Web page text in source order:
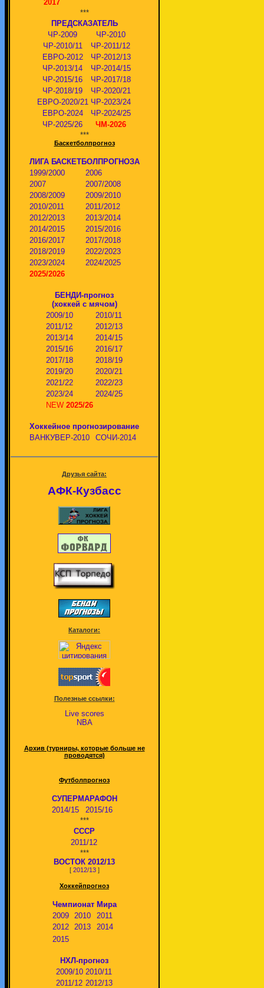
2017
***
ПРЕДСКАЗАТЕЛЬ
ЧР-2009
ЧР-2010
ЧР-2010/11
ЧР-2011/12
ЕВРО-2012
ЧР-2012/13
ЧР-2013/14
ЧР-2014/15
ЧР-2015/16
ЧР-2017/18
ЧР-2018/19
ЧР-2020/21
ЕВРО-2020/21 ЧР-2023/24
ЕВРО-2024
ЧР-2024/25
ЧР-2025/26
ЧМ-2026
***
Баскетболпрогноз
ЛИГА БАСКЕТБОЛПРОГНОЗА
1999/2000
2006
2007
2007/2008
2008/2009
2009/2010
2010/2011
2011/2012
2012/2013
2013/2014
2014/2015
2015/2016
2016/2017
2017/2018
2018/2019
2022/2023
2023/2024
2024/2025
2025/2026
БЕНДИ-прогноз
(хоккей с мячом)
2009/10
2010/11
2011/12
2012/13
2013/14
2014/15
2015/16
2016/17
2017/18
2018/19
2019/20
2020/21
2021/22
2022/23
2023/24
2024/25
NEW 2025/26
Хоккейное прогнозирование
ВАНКУВЕР-2010
СОЧИ-2014
Друзья сайта:
АФК-Кузбасс
Каталоги:
Полезные ссылки:
Live scores
NBA
Архив (турниры, которые больше не
проводятся)
Футболпрогноз
СУПЕРМАРАФОН
2014/15
2015/16
***
СССР
2011/12
***
ВОСТОК 2012/13
[ 2012/13]
Хоккейпрогноз
Чемпионат Мира
2009
2010
2011
2012
2013
2014
2015
НХЛ-прогноз
2009/10 2010/11
2011/12 2012/13